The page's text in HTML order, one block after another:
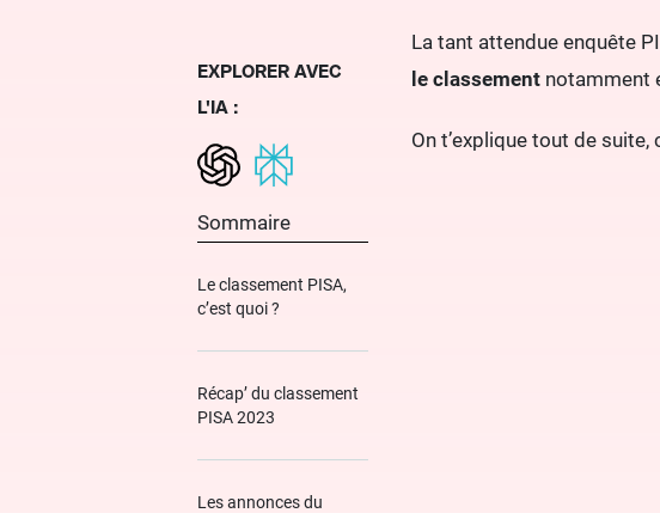
La tant attendue enquête
le classement notamment
On t’explique tout de suite,
EXPLORER AVEC
L'IA :
Sommaire
Le classement PISA,
c’est quoi ?
Récap’ du classement
PISA 2023
Les annonces du